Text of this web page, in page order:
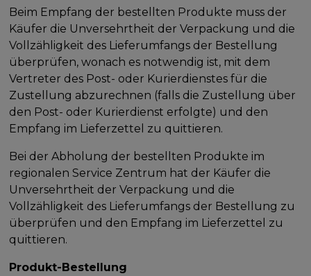
Beim Empfang der bestellten Produkte muss der
Käufer die Unversehrtheit der Verpackung und die
Vollzähligkeit des Lieferumfangs der Bestellung
überprüfen, wonach es notwendig ist, mit dem
Vertreter des Post- oder Kurierdienstes für die
Zustellung abzurechnen (falls die Zustellung über
den Post- oder Kurierdienst erfolgte) und den
Empfang im Lieferzettel zu quittieren.
Bei der Abholung der bestellten Produkte im
regionalen Service Zentrum hat der Käufer die
Unversehrtheit der Verpackung und die
Vollzähligkeit des Lieferumfangs der Bestellung zu
überprüfen und den Empfang im Lieferzettel zu
quittieren.
Produkt-Bestellung